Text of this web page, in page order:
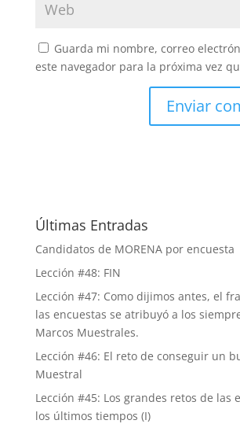
Guarda mi nombre, correo
este navegador para la próxima vez
Últimas Entradas
Candidatos de MORENA por encuesta
Lección #48: FIN
Lección #47: Como dijimos antes, el
las encuestas se atribuyó a los
Marcos Muestrales.
Lección #46: El reto de conseguir un
Muestral
Lección #45: Los grandes retos de las
los últimos tiempos (I)